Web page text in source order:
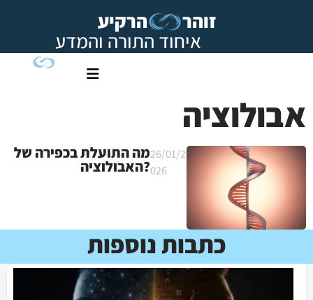
הרקיע זוהר
איחוד התורה והמדע
אבולוציה
כתבות נוספות
מה התועלת בכפירה של
האבולוציה?
26/01/2
026